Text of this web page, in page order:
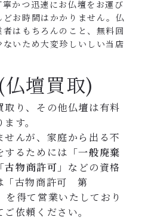
かつ迅速にお仏壇をお運び
お時間はかかりません。仏
はもちろんのこと、無料回
いため大変珍しいしい当店
壇買取)
取り、その他仏壇は有料
す。
せんが、家庭から出る不
するためには 「一般廃棄
「古物商許可」 などの資格
「古物商許可 第
得て営業いたしており
依頼ください。